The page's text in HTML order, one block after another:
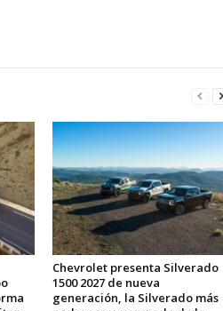
Chevrolet presenta Silverado
1500 2027 de nueva
generación, la Silverado más